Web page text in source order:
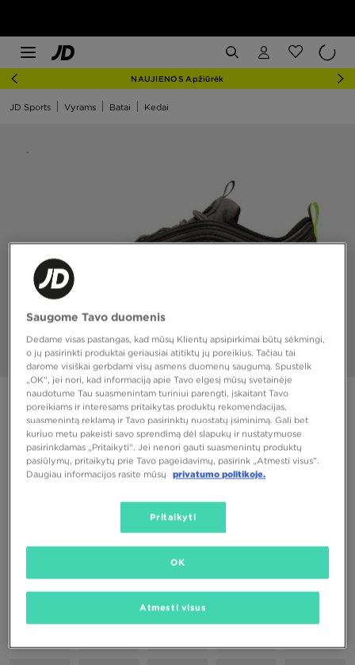
NAUJIENOS Apžiūrėk
JD Sports Vyrams Batai Kedai
PUIKUS PASIŪLYMAS
NIKE AIR MAX 97 WT
190,00 €
EU US
Saugome Tavo duomenis
Dedame visas pastangas, kad mūsų Klientų apsipirkimai būtų sėkmingi,
o jų pasirinkti produktai geriausiai atitiktų jų poreikius. Tačiau tai
darome visiškai gerbdami visų asmens duomenų saugumą. Spustelk
„OK“, jei nori, kad informaciją apie Tavo elgesį mūsų svetainėje
naudotume Tau suasmenintam turiniui parengti, įskaitant Tavo
poreikiams ir interesams pritaikytas produktų rekomendacijas,
suasmenintą reklamą ir Tavo pasirinktų nuostatų įsiminimą. Gali bet
kuriuo metu pakeisti savo sprendimą dėl slapukų ir nustatymuose
pasirinkdamas „Pritaikyti“. Jei nenori gauti suasmenintų produktų
pasiūlymų, pritaikytų prie Tavo pageidavimų, pasirink „Atmesti visus”.
Daugiau informacijos rasite mūsų
privatumo politikoje.
Pritaikyti
Atmesti visus
OK